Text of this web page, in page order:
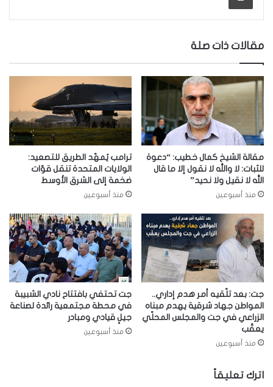
مقالات ذات صلة
مقالة الشيخ كمال خطيب: “دعوة
للثبات: لا والله لا نقول إلا ما قال
الله لا نقيل ولا نحيد”
منذ أسبوعين
ترامب يُمهّد الطريق للتصعيد:
الولايات المتحدة تنقل قوّات
ضخمة إلى الشرق الأوسط
منذ أسبوعين
جت: بعد تلّقيه أمر هدم إداري..
المواطن جهاد شرقية يهدم مبناه
الزراعي في جت والمجلس المحلّي
يعقّب
منذ أسبوعين
جت تحتفي بافتتاح نادي الشبيبة
في محطة مجتمعية رائدة لصناعة
جيلٍ قيادي ومبادر
منذ أسبوعين
اترك تعليقاً